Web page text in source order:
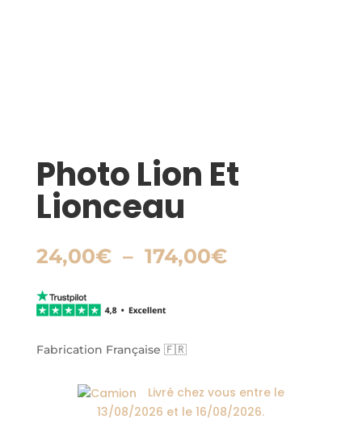
Photo Lion Et
Lionceau
24,00€ – 174,00€Plage
Fabrication Française 🇫🇷
Livré chez vous entre le
13/08/2026 et le16/08/2026.